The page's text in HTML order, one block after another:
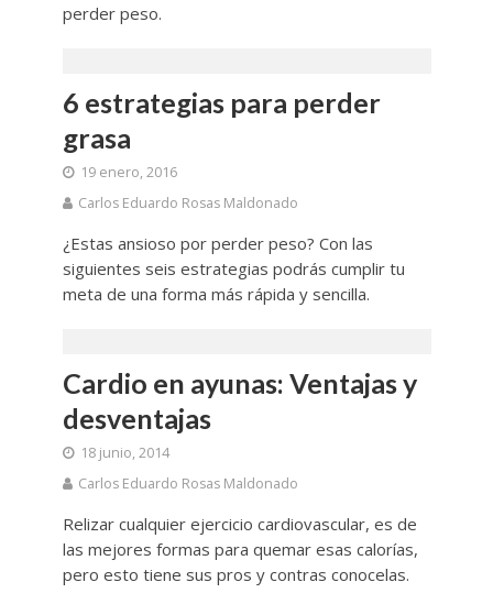
perder peso.
6 estrategias para perder
grasa
19 enero, 2016
Carlos Eduardo Rosas Maldonado
¿Estas ansioso por perder peso? Con las
siguientes seis estrategias podrás cumplir tu
meta de una forma más rápida y sencilla.
Cardio en ayunas: Ventajas y
desventajas
18 junio, 2014
Carlos Eduardo Rosas Maldonado
Relizar cualquier ejercicio cardiovascular, es de
las mejores formas para quemar esas calorías,
pero esto tiene sus pros y contras conocelas.